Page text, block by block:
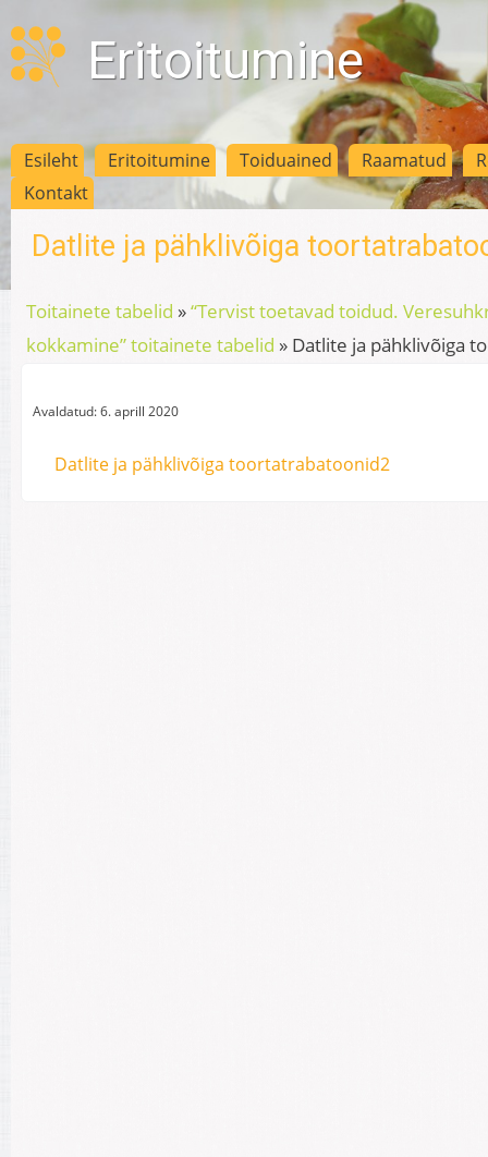
Eritoitumine
Esileht Eritoitumine Toiduained Raamatud
Kontakt
Datlite ja pähklivõiga
Toitainete tabelid »“Tervist toetavad toidud.
kokkamine” toitainete tabelid » Datlite ja pähklivõiga
Avaldatud: 6. aprill 2020
Datlite ja pähklivõiga toortatrabatoonid2